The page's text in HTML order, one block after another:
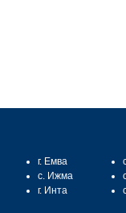
г. Емва
с. Ижма
г. Инта